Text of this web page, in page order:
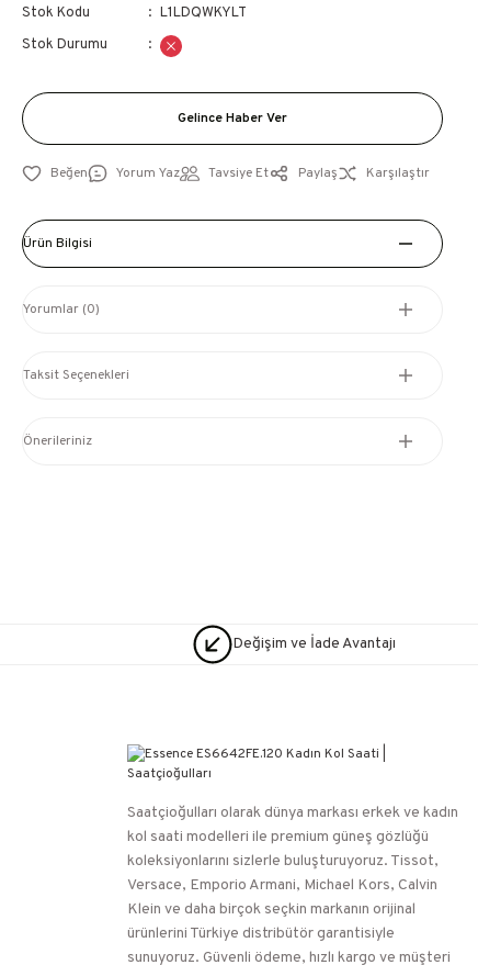
Stok Kodu
L1LDQWKYLT
Stok Durumu
Gelince Haber Ver
Yorum Yaz Tavsiye Et Paylaş Karşılaştır
Ürün Bilgisi
Yorumlar (0)
Taksit Seçenekleri
Önerileriniz
Değişim ve İade Avantajı
Saatçioğulları⁠ olarak dünya markası erkek ve kadın
kol saati modelleri ile premium güneş gözlüğü
koleksiyonlarını sizlerle buluşturuyoruz. Tissot,
Versace, Emporio Armani, Michael Kors, Calvin
Klein ve daha birçok seçkin markanın orijinal
ürünlerini Türkiye distribütör garantisiyle
sunuyoruz. Güvenli ödeme, hızlı kargo ve müşteri